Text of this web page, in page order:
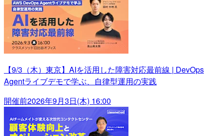
【9/3（木）東京】AIを活用した障害対応最前線 | DevOps
Agentライブデモで学ぶ、自律型運用の実践
開催前2026年9月3日(木) 16:00